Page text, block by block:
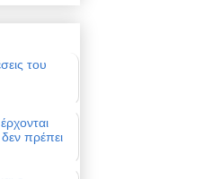
του
πρέπει